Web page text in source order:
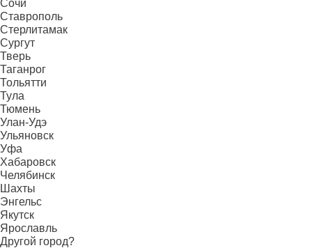
Сочи
Ставрополь
Стерлитамак
Сургут
Тверь
Таганрог
Тольятти
Тула
Тюмень
Улан-Удэ
Ульяновск
Уфа
Хабаровск
Челябинск
Шахты
Энгельс
Якутск
Ярославль
Другой город?